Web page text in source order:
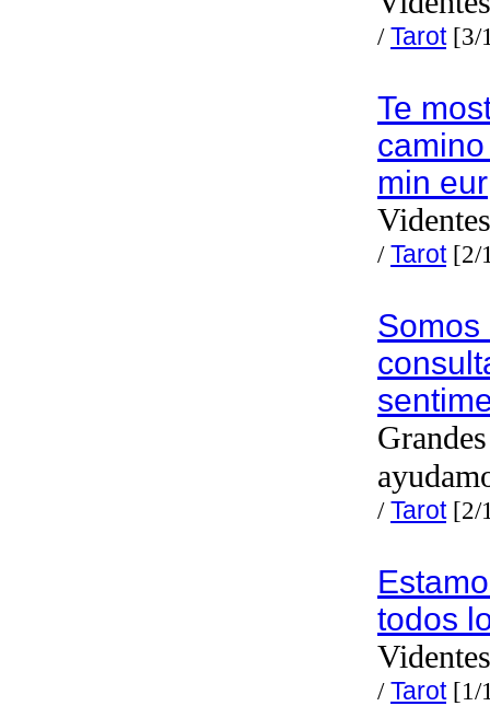
/Tarot[3/
Te
min eur
/Tarot[2/
Somos
/Tarot[2/
todos
/Tarot[1/